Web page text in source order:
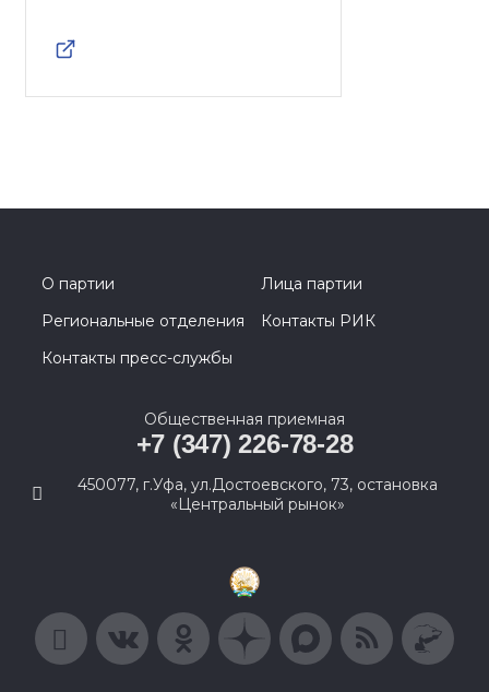
О партии
Лица партии
Региональные отделения
Контакты РИК
Контакты пресс-службы
Общественная приемная
+7 (347) 226-78-28
450077, г.Уфа, ул.Достоевского, 73, остановка
«Центральный рынок»